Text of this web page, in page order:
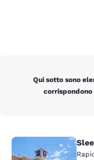
Qui sotto sono
Sleep Inn